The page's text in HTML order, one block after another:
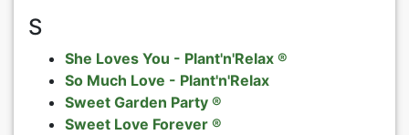
S
She Loves You - Plant'n'Relax ®
So Much Love - Plant'n'Relax
Sweet Garden Party ®
Sweet Love Forever ®